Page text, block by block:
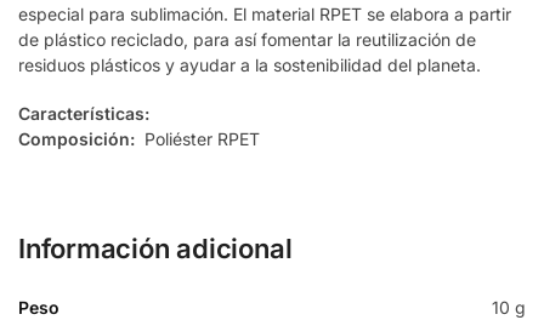
especial para sublimación. El material RPET se elabora a partir
de plástico reciclado, para así fomentar la reutilización de
residuos plásticos y ayudar a la sostenibilidad del planeta.
Características:
Composición: Poliéster RPET
Información adicional
Peso 10 g